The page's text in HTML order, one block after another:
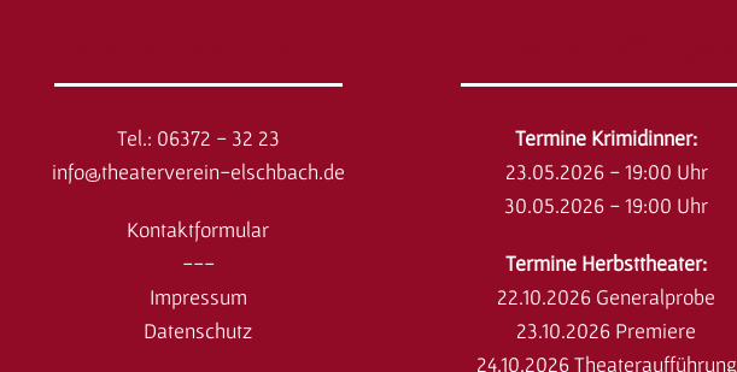
Tel.: 06372 - 32 23
info@theaterverein-elschbach.de
Kontaktformular
---
Impressum
Datenschutz
​Termine Krimidinner:
23.05.2026 - 19:00 Uhr
30.05.2026 - 19:00 Uhr
Termine Herbsttheater:
22.10.2026 Generalprobe
23.10.2026 Premiere
24.10.2026 Theateraufführung